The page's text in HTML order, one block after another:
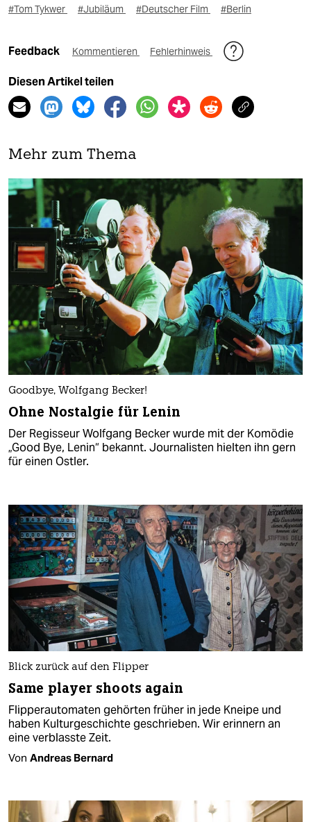
#Tom Tykwer #Jubiläum #Deutscher Film #Berlin
Feedback Kommentieren Fehlerhinweis
Diesen Artikel teilen
Mehr zum Thema
Goodbye, Wolfgang Becker!
Ohne Nostalgie für Lenin
Der Regisseur Wolfgang Becker wurde mit der Komödie
„Good Bye, Lenin“ bekannt. Journalisten hielten ihn gern
für einen Ostler.
Blick zurück auf den Flipper
Same player shoots again
Flipperautomaten gehörten früher in jede Kneipe und
haben Kulturgeschichte geschrieben. Wir erinnern an
eine verblasste Zeit.
Von Andreas Bernard